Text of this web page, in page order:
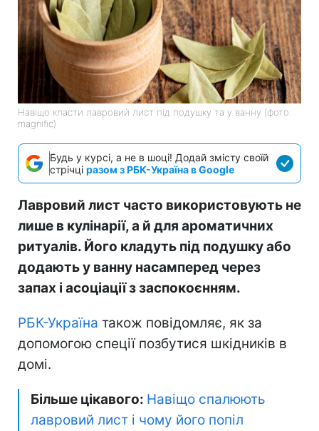
Навіщо класти лавровий лист під подушку та у ванну (фото:
magnific)
Будь у курсі, а не в шоці! Додай змісту своїй
стрічці разом з РБК-Україна в Google
Лавровий лист часто використовують не
лише в кулінарії, а й для ароматичних
ритуалів. Його кладуть під подушку або
додають у ванну насамперед через
запах і асоціації з заспокоєнням.
РБК-Україна також повідомляє, як за
допомогою спеції позбутися шкідників в
домі.
Більше цікавого: Навіщо спалюють
лавровий лист і чому його попіл